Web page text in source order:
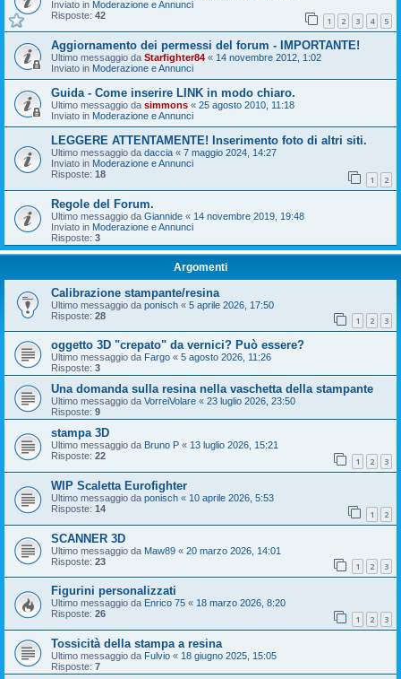
Inviato in Moderazione e Annunci
Risposte: 42 1 2 3 4 5
Aggiornamento dei permessi del forum - IMPORTANTE!
Ultimo messaggio da Starfighter84 « 14 novembre 2012, 1:02
Inviato in Moderazione e Annunci
Guida - Come inserire LINK in modo chiaro.
Ultimo messaggio da simmons « 25 agosto 2010, 11:18
Inviato in Moderazione e Annunci
LEGGERE ATTENTAMENTE! Inserimento foto di altri siti.
Ultimo messaggio da daccia « 7 maggio 2024, 14:27
Inviato in Moderazione e Annunci
Risposte: 18 1 2
Regole del Forum.
Ultimo messaggio da Giannide « 14 novembre 2019, 19:48
Inviato in Moderazione e Annunci
Risposte: 3
Argomenti
Calibrazione stampante/resina
Ultimo messaggio da ponisch « 5 aprile 2026, 17:50
Risposte: 28 1 2 3
oggetto 3D "crepato" da vernici? Può essere?
Ultimo messaggio da Fargo « 5 agosto 2026, 11:26
Risposte: 3
Una domanda sulla resina nella vaschetta della stampante
Ultimo messaggio da VorreiVolare « 23 luglio 2026, 23:50
Risposte: 9
stampa 3D
Ultimo messaggio da Bruno P « 13 luglio 2026, 15:21
Risposte: 22 1 2 3
WIP Scaletta Eurofighter
Ultimo messaggio da ponisch « 10 aprile 2026, 5:53
Risposte: 14 1 2
SCANNER 3D
Ultimo messaggio da Maw89 « 20 marzo 2026, 14:01
Risposte: 23 1 2 3
Figurini personalizzati
Ultimo messaggio da Enrico 75 « 18 marzo 2026, 8:20
Risposte: 26 1 2 3
Tossicità della stampa a resina
Ultimo messaggio da Fulvio « 18 giugno 2025, 15:05
Risposte: 7